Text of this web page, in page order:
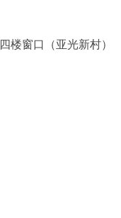
四楼窗口（亚光新村）